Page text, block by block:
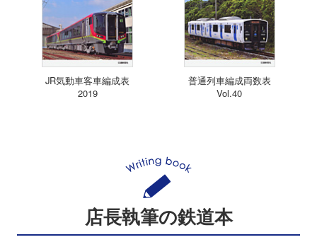
JR気動車客車編成表
2019
普通列車編成両数表
Vol.40
店長執筆の鉄道本